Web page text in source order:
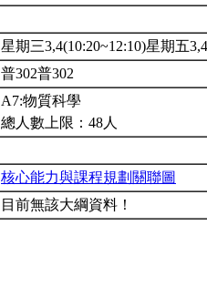
星期三3,4(10:20~12:10)星期五
普302普302
A7:物質科學
總人數上限：48人
核心能力與課程規劃關聯圖
目前無該大綱資料！